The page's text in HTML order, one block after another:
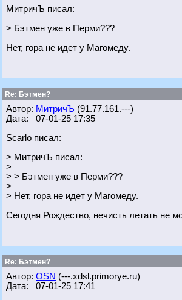
МитричЪ писал:
> Бэтмен уже в Перми???
Нет, гора не идет у Магомеду.
Re: Бэтмен?
Автор: МитричЪ (91.77.161.---)
Дата: 07-01-25 17:35
Scarlo писал:
> МитричЪ писал:
>
> > Бэтмен уже в Перми???
>
> Нет, гора не идет у Магомеду.
Сегодня Рождество, нечисть летать не
Re: Бэтмен?
Автор: OSN (---.xdsl.primorye.ru)
Дата: 07-01-25 17:41